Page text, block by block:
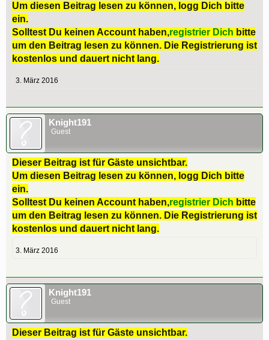
Um diesen Beitrag lesen zu können, logg Dich bitte
ein.
Solltest Du keinen Account haben,registrier Dich bitte
um den Beitrag lesen zu können. Die Registrierung ist
kostenlos und dauert nicht lang.
3. März 2016
Knight191
Guest
Dieser Beitrag ist für Gäste unsichtbar.
Um diesen Beitrag lesen zu können, logg Dich bitte
ein.
Solltest Du keinen Account haben,registrier Dich bitte
um den Beitrag lesen zu können. Die Registrierung ist
kostenlos und dauert nicht lang.
3. März 2016
Knight191
Guest
Dieser Beitrag ist für Gäste unsichtbar.